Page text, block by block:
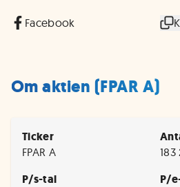
Facebook
Om aktien (FPAR A)
Ticker
FPAR A 183
P/s-tal P/